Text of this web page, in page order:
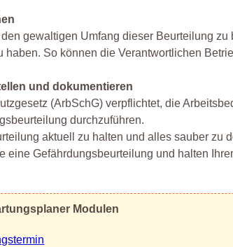
gewaltigen Umfang dieser Beurteilung zu
haben. So können die Verantwortlichen
und dokumentieren
(ArbSchG) verpflichtet, die
durchzuführen.
aktuell zu halten und alles sauber zu
eine Gefährdungsbeurteilung und halten
Modulen